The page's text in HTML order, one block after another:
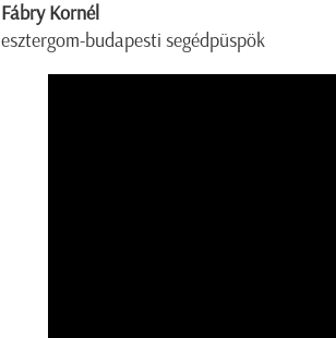
Fábry Kornél
esztergom-budapesti segédpüspök